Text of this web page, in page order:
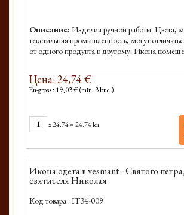
Описание: Изделия ручной работы. Цвета,
текстильная промышленность, могут
от одного продукта к другому. Икона
Цена: 24,74 €
En-gross : 19,03 € (min. 3 buc.)
x24.74=24.74 lei
Икона одета в vesmant - Святого
святителя Николая
Код товара : IT34-009